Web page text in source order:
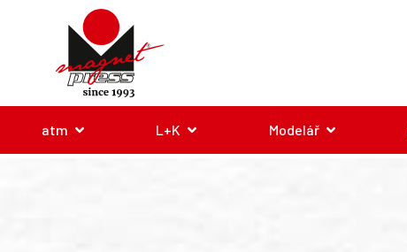
atm L+K Modelář